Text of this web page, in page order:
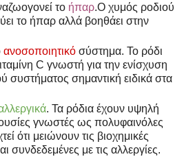
το ήπαρ.Ο χυμός ροδιού
το ήπαρ αλλά βοηθάει στην
ανοσοποιητικό σύστημα. Το ρόδι
C γνωστή για την ενίσχυση
συστήματος σημαντική ειδικά στα
. Τα ρόδια έχουν υψηλή
ουσίες γνωστές ως πολυφαινόλες
ότι μειώνουν τις βιοχημικές
συνδεδεμένες με τις αλλεργίες.